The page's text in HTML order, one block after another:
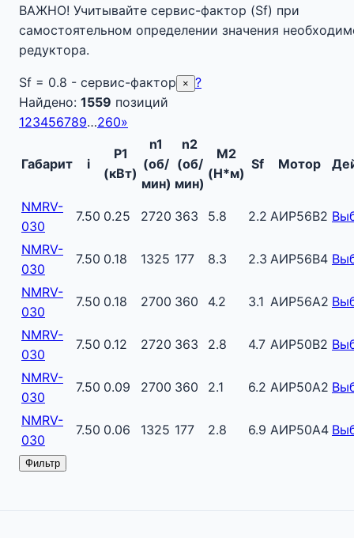
ВАЖНО! Учитывайте сервис-фактор (Sf) при
самостоятельном определении значения
редуктора.
Sf = 0.8 - сервис-фактор × ?
Найдено: 1559 позиций
123456789…260»
Габарит i
P1
(кВт)
n1
(об/
мин)
n2
(об/
мин)
M2
(Н*м)
Sf Мотор
NMRV-
030
7.50 0.25 2720 363 5.8 2.2 АИР56B2
NMRV-
030
7.50 0.18 1325 177 8.3 2.3 АИР56B4
NMRV-
030
7.50 0.18 2700 360 4.2 3.1 АИР56A2
NMRV-
030
7.50 0.12 2720 363 2.8 4.7 АИР50B2
NMRV-
030
7.50 0.09 2700 360 2.1 6.2 АИР50A2
NMRV-
030
7.50 0.06 1325 177 2.8 6.9 АИР50A4
Фильтр